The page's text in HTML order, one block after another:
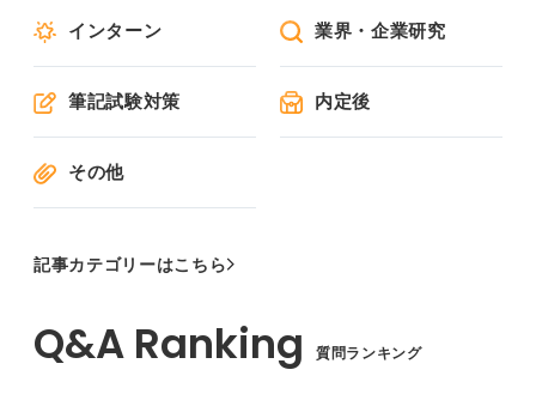
インターン 業界・企業研究
筆記試験対策 内定後
その他
記事カテゴリーはこちら
質問ランキング